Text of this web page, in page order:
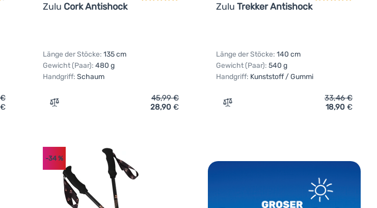
Hiker Carbon Lock' hinzufügen
€
€
Zulu Cork Antishock
Länge der Stöcke: 135 cm
Gewicht (Paar): 480 g
Handgriff: Schaum
Zum Vergleich 'Trekkingstöcke Zulu Cork Antishock' hinzufügen
45,99€
28,90€
ZuluTrekker Antishock
Länge der Stöcke: 140 cm
Gewicht (Paar): 540 g
Handgriff: Kunststoff / Gummi
Zum Vergleich 'Trekkingstöcke Zulu
33,46€
18,90 €
-34%